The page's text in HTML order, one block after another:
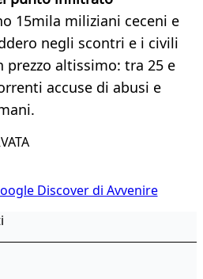
15mila miliziani ceceni e
negli scontri e i civili
prezzo altissimo: tra 25 e
accuse di abusi e
Discover di Avvenire